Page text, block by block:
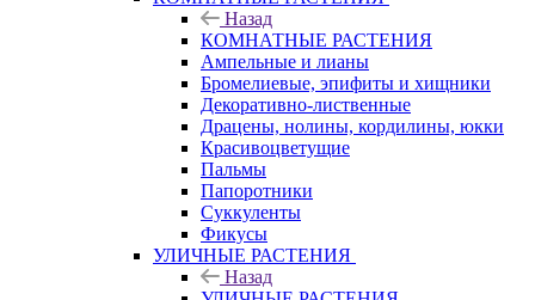
Назад
КОМНАТНЫЕ РАСТЕНИЯ
Ампельные и лианы
Бромелиевые, эпифиты и хищники
Декоративно-лиственные
Драцены, нолины, кордилины, юкки
Красивоцветущие
Пальмы
Папоротники
Суккуленты
Фикусы
УЛИЧНЫЕ РАСТЕНИЯ
Назад